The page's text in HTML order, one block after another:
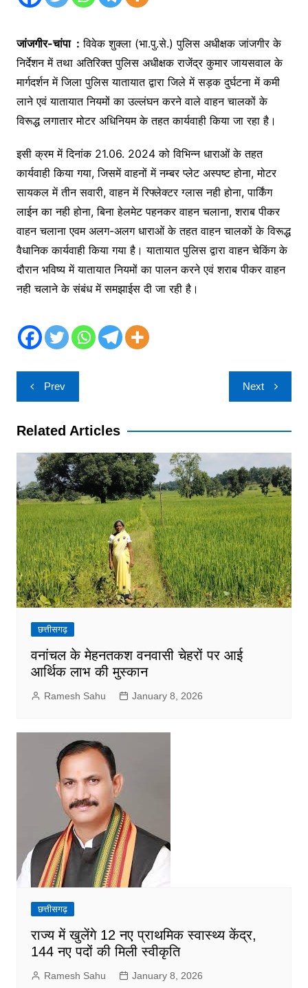
जांजगीर-चांपा : विवेक शुक्ला (भा.पु.से.) पुलिस अधीक्षक जांजगीर के
निर्देशन में तथा अतिरिक्त पुलिस अधीक्षक राजेंद्र कुमार जायसवाल के
मार्गदर्शन में जिला पुलिस यातायात द्वारा जिले में सड़क दुर्घटना में कमी
लाने एवं यातायात नियमों का उल्लंघन करने वाले वाहन चालकों के
विरूद्ध लगातार मोटर अधिनियम के तहत कार्यवाही किया जा रहा है।
इसी क्रम में दिनांक 21.06. 2024 को विभिन्न धाराओं के तहत
कार्यवाही किया गया, जिसमें वाहनों में नम्बर प्लेट अस्पष्ट होना, मोटर
सायकल में तीन सवारी, वाहन में रिफ्लेक्टर ग्लास नही होना, पार्किंग
लाईन का नही होना, बिना हेलमेट पहनकर वाहन चलाना, शराब पीकर
वाहन चलाना एवम अलग-अलग धाराओं के तहत वाहन चालकों के विरूद्ध
वैधानिक कार्यवाही किया गया है। यातायात पुलिस द्वारा वाहन चेकिंग के
दौरान भविष्य में यातायात नियमों का पालन करने एवं शराब पीकर वाहन
नही चलाने के संबंध में समझाईस दी जा रही है।
Post
navigation
Prev Next
Related Articles
छत्तीसगढ़
वनांचल के मेहनतकश वनवासी चेहरों पर आई
आर्थिक लाभ की मुस्कान
Ramesh Sahu January 8, 2026
छत्तीसगढ़
राज्य में खुलेंगे 12 नए प्राथमिक स्वास्थ्य केंद्र,
144 नए पदों की मिली स्वीकृति
Ramesh Sahu January 8, 2026